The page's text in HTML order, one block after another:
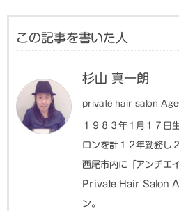
この記事を書いた人
杉山 真一朗
private hair salon Age
１９８３年１月１７日
ロンを計１２年勤務し
西尾市内に「アンチエ
Private Hair Salon
ン。